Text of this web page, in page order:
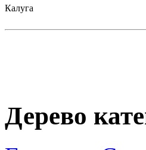
Калуга
Дерево